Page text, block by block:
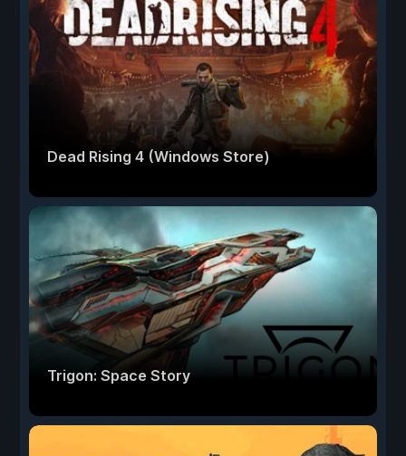
Dead Rising 4 (Windows Store)
Trigon: Space Story